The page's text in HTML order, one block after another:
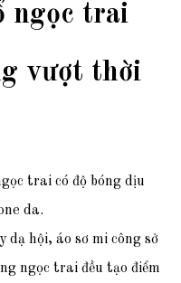
ngọc trai
vượt thời
trai có độ bóng dịu
da.
dạ hội, áo sơ mi công sở
ngọc trai đều tạo điểm